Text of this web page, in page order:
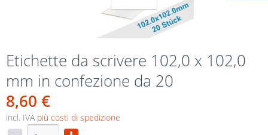
Etichette da scrivere 102,0 x 102,0
mm in confezione da 20
8,60 €
incl. IVA più costi di spedizione